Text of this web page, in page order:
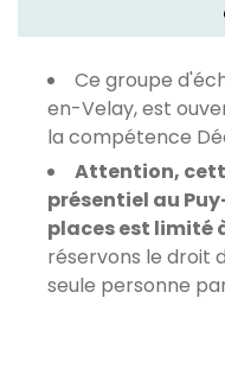
Ce groupe
en-Velay, est
la compétence
Attention,
présentiel au
places est limité
réservons le droit
seule personne